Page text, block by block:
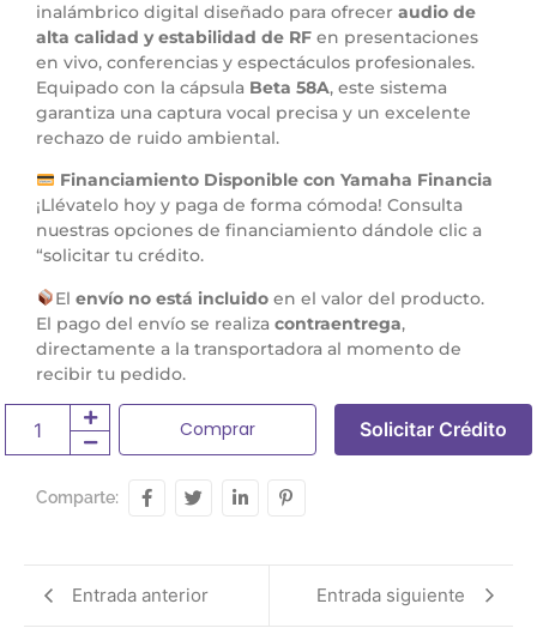
inalámbrico digital diseñado para ofrecer audio de
alta calidad y estabilidad de RF en presentaciones
en vivo, conferencias y espectáculos profesionales.
Equipado con la cápsula Beta 58A, este sistema
garantiza una captura vocal precisa y un excelente
rechazo de ruido ambiental.
Financiamiento Disponible con Yamaha Financia
¡Llévatelo hoy y paga de forma cómoda! Consulta
nuestras opciones de financiamiento dándole clic a
“solicitar tu crédito.
El envío no está incluidoen el valor del producto.
El pago del envío se realiza contraentrega,
directamente a la transportadora al momento de
recibir tu pedido.
Comprar Solicitar Crédito
Comparte:
Entrada anterior Entrada siguiente